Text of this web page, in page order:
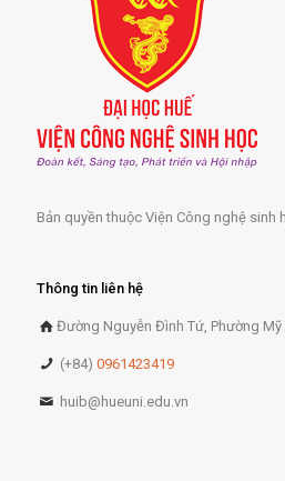
Bản quyền thuộc Viện Công nghệ sinh
Thông tin liên hệ
Đường Nguyễn Đình Tứ, Phường
(+84)0961423419
huib@hueuni.edu.vn